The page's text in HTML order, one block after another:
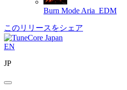
Burn Mode Aria_EDM
このリリースをシェア
EN
JP